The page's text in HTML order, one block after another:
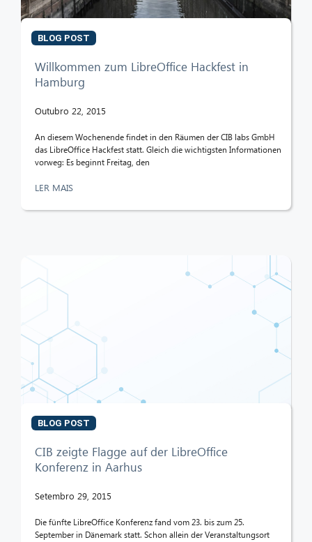
BLOG POST
Willkommen zum LibreOffice Hackfest in
Hamburg
Outubro 22, 2015
An diesem Wochenende findet in den Räumen der CIB labs GmbH
das LibreOffice Hackfest statt. Gleich die wichtigsten Informationen
vorweg: Es beginnt Freitag, den
LER MAIS
BLOG POST
CIB zeigte Flagge auf der LibreOffice
Konferenz in Aarhus
Setembro 29, 2015
Die fünfte LibreOffice Konferenz fand vom 23. bis zum 25.
September in Dänemark statt. Schon allein der Veranstaltungsort